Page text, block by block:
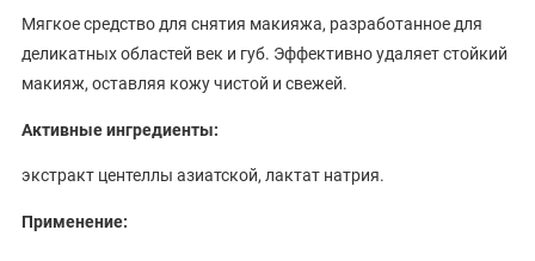
Мягкое средство для снятия макияжа, разработанное для
деликатных областей век и губ. Эффективно удаляет стойкий
макияж, оставляя кожу чистой и свежей.
Активные ингредиенты:
экстракт центеллы азиатской, лактат натрия.
Применение: